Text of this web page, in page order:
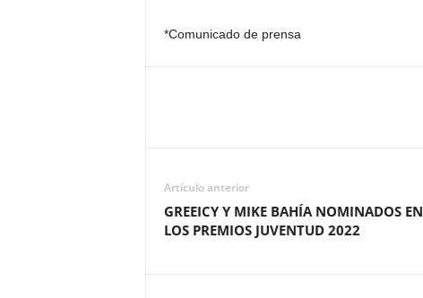
*Comunicado de prensa
Artículo anterior
GREEICY Y MIKE BAHÍA NOMINADOS EN
LOS PREMIOS JUVENTUD 2022